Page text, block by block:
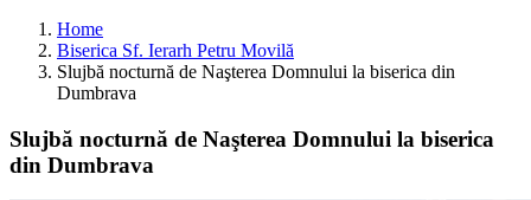
Home
Biserica Sf. Ierarh Petru Movilă
Slujbă nocturnă de Naşterea Domnului la biserica din
Dumbrava
Slujbă nocturnă de Naşterea Domnului la biserica
din Dumbrava